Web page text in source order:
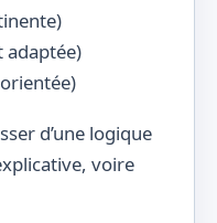
adaptée)
d’une logique
voire